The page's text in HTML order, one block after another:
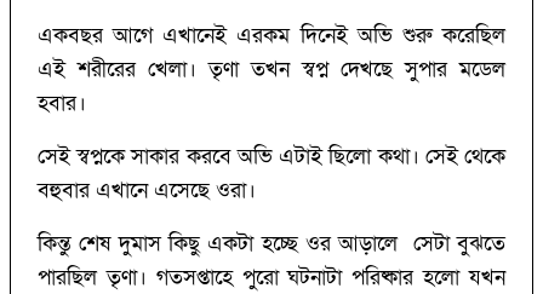
একবছর আগে এখানেই এরকম দিনেই অভি শুরু করেছিল
এই শরীরের খেলা। তৃণা তখন স্বপ্ন দেখছে সুপার মডেল
হবার।
সেই স্বপ্নকে সাকার করবে অভি এটাই ছিলো কথা। সেই থেকে
বহুবার এখানে এসেছে ওরা।
কিন্তু শেষ দুমাস কিছু একটা হচ্ছে ওর আড়ালে সেটা বুঝতে
পারছিল তৃণা। গতসপ্তাহে পুরো ঘটনাটা পরিষ্কার হলো যখন